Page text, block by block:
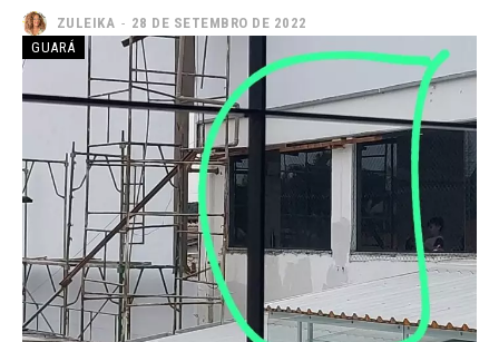
Praesent euismod ac
Ut mollis pellentesque tortor
Nullam eu erat condimentum
Donec quis est ac felis
Orci varius natoque dolor
ZULEIKA - 28 DE SETEMBRO DE 2022
GUARÁ